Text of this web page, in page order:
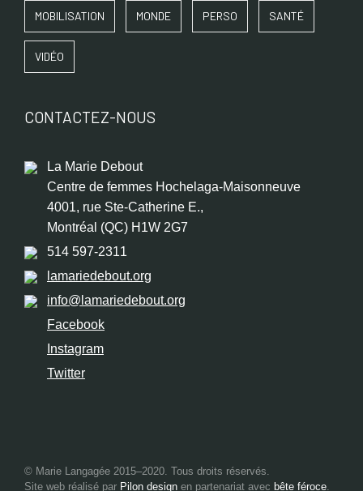
MOBILISATION MONDE PERSO SANTÉ
VIDÉO
CONTACTEZ-NOUS
La Marie Debout
Centre de femmes Hochelaga-Maisonneuve
4001, rue Ste-Catherine E.,
Montréal (QC) H1W 2G7
514 597-2311
lamariedebout.org
info@lamariedebout.org
Facebook
Instagram
Twitter
© Marie Langagée 2015–2020. Tous droits réservés.
Site web réalisé par Pilon design en partenariat avec bête féroce.